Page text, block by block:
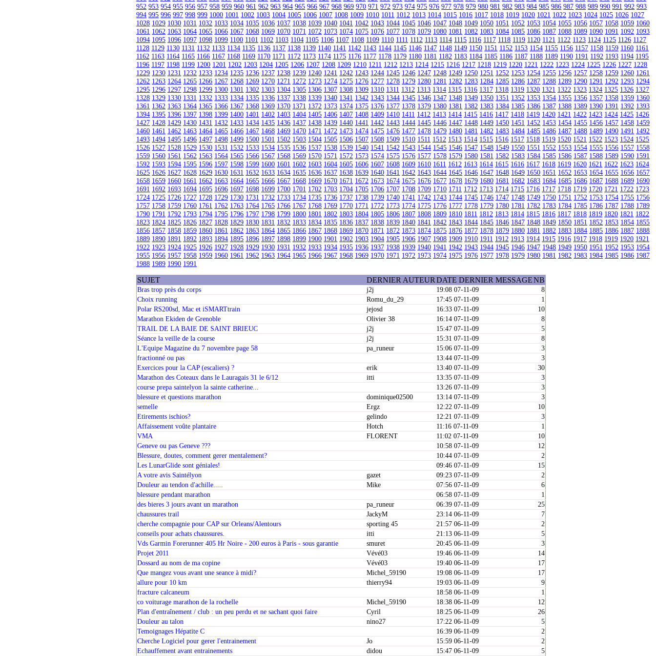
952 953 954 955 956 957 958 959 960 961 962 963 964 965 966 967 968 969 970 971 972 973 974 975 976 977 978 979 980 981 982 983 984 985 986 987 988 989 990 991 992 993
994 995 996 997 998 999 1000 1001 1002 1003 1004 1005 1006 1007 1008 1009 1010 1011 1012 1013 1014 1015 1016 1017 1018 1019 1020 1021 1022 1023 1024 1025 1026 1027
1028 1029 1030 1031 1032 1033 1034 1035 1036 1037 1038 1039 1040 1041 1042 1043 1044 1045 1046 1047 1048 1049 1050 1051 1052 1053 1054 1055 1056 1057 1058 1059 1060
1061 1062 1063 1064 1065 1066 1067 1068 1069 1070 1071 1072 1073 1074 1075 1076 1077 1078 1079 1080 1081 1082 1083 1084 1085 1086 1087 1088 1089 1090 1091 1092 1093
1094 1095 1096 1097 1098 1099 1100 1101 1102 1103 1104 1105 1106 1107 1108 1109 1110 1111 1112 1113 1114 1115 1116 1117 1118 1119 1120 1121 1122 1123 1124 1125 1126 1127
1128 1129 1130 1131 1132 1133 1134 1135 1136 1137 1138 1139 1140 1141 1142 1143 1144 1145 1146 1147 1148 1149 1150 1151 1152 1153 1154 1155 1156 1157 1158 1159 1160 1161
1162 1163 1164 1165 1166 1167 1168 1169 1170 1171 1172 1173 1174 1175 1176 1177 1178 1179 1180 1181 1182 1183 1184 1185 1186 1187 1188 1189 1190 1191 1192 1193 1194 1195
1196 1197 1198 1199 1200 1201 1202 1203 1204 1205 1206 1207 1208 1209 1210 1211 1212 1213 1214 1215 1216 1217 1218 1219 1220 1221 1222 1223 1224 1225 1226 1227 1228
1229 1230 1231 1232 1233 1234 1235 1236 1237 1238 1239 1240 1241 1242 1243 1244 1245 1246 1247 1248 1249 1250 1251 1252 1253 1254 1255 1256 1257 1258 1259 1260 1261
1262 1263 1264 1265 1266 1267 1268 1269 1270 1271 1272 1273 1274 1275 1276 1277 1278 1279 1280 1281 1282 1283 1284 1285 1286 1287 1288 1289 1290 1291 1292 1293 1294
1295 1296 1297 1298 1299 1300 1301 1302 1303 1304 1305 1306 1307 1308 1309 1310 1311 1312 1313 1314 1315 1316 1317 1318 1319 1320 1321 1322 1323 1324 1325 1326 1327
1328 1329 1330 1331 1332 1333 1334 1335 1336 1337 1338 1339 1340 1341 1342 1343 1344 1345 1346 1347 1348 1349 1350 1351 1352 1353 1354 1355 1356 1357 1358 1359 1360
1361 1362 1363 1364 1365 1366 1367 1368 1369 1370 1371 1372 1373 1374 1375 1376 1377 1378 1379 1380 1381 1382 1383 1384 1385 1386 1387 1388 1389 1390 1391 1392 1393
1394 1395 1396 1397 1398 1399 1400 1401 1402 1403 1404 1405 1406 1407 1408 1409 1410 1411 1412 1413 1414 1415 1416 1417 1418 1419 1420 1421 1422 1423 1424 1425 1426
1427 1428 1429 1430 1431 1432 1433 1434 1435 1436 1437 1438 1439 1440 1441 1442 1443 1444 1445 1446 1447 1448 1449 1450 1451 1452 1453 1454 1455 1456 1457 1458 1459
1460 1461 1462 1463 1464 1465 1466 1467 1468 1469 1470 1471 1472 1473 1474 1475 1476 1477 1478 1479 1480 1481 1482 1483 1484 1485 1486 1487 1488 1489 1490 1491 1492
1493 1494 1495 1496 1497 1498 1499 1500 1501 1502 1503 1504 1505 1506 1507 1508 1509 1510 1511 1512 1513 1514 1515 1516 1517 1518 1519 1520 1521 1522 1523 1524 1525
1526 1527 1528 1529 1530 1531 1532 1533 1534 1535 1536 1537 1538 1539 1540 1541 1542 1543 1544 1545 1546 1547 1548 1549 1550 1551 1552 1553 1554 1555 1556 1557 1558
1559 1560 1561 1562 1563 1564 1565 1566 1567 1568 1569 1570 1571 1572 1573 1574 1575 1576 1577 1578 1579 1580 1581 1582 1583 1584 1585 1586 1587 1588 1589 1590 1591
1592 1593 1594 1595 1596 1597 1598 1599 1600 1601 1602 1603 1604 1605 1606 1607 1608 1609 1610 1611 1612 1613 1614 1615 1616 1617 1618 1619 1620 1621 1622 1623 1624
1625 1626 1627 1628 1629 1630 1631 1632 1633 1634 1635 1636 1637 1638 1639 1640 1641 1642 1643 1644 1645 1646 1647 1648 1649 1650 1651 1652 1653 1654 1655 1656 1657
1658 1659 1660 1661 1662 1663 1664 1665 1666 1667 1668 1669 1670 1671 1672 1673 1674 1675 1676 1677 1678 1679 1680 1681 1682 1683 1684 1685 1686 1687 1688 1689 1690
1691 1692 1693 1694 1695 1696 1697 1698 1699 1700 1701 1702 1703 1704 1705 1706 1707 1708 1709 1710 1711 1712 1713 1714 1715 1716 1717 1718 1719 1720 1721 1722 1723
1724 1725 1726 1727 1728 1729 1730 1731 1732 1733 1734 1735 1736 1737 1738 1739 1740 1741 1742 1743 1744 1745 1746 1747 1748 1749 1750 1751 1752 1753 1754 1755 1756
1757 1758 1759 1760 1761 1762 1763 1764 1765 1766 1767 1768 1769 1770 1771 1772 1773 1774 1775 1776 1777 1778 1779 1780 1781 1782 1783 1784 1785 1786 1787 1788 1789
1790 1791 1792 1793 1794 1795 1796 1797 1798 1799 1800 1801 1802 1803 1804 1805 1806 1807 1808 1809 1810 1811 1812 1813 1814 1815 1816 1817 1818 1819 1820 1821 1822
1823 1824 1825 1826 1827 1828 1829 1830 1831 1832 1833 1834 1835 1836 1837 1838 1839 1840 1841 1842 1843 1844 1845 1846 1847 1848 1849 1850 1851 1852 1853 1854 1855
1856 1857 1858 1859 1860 1861 1862 1863 1864 1865 1866 1867 1868 1869 1870 1871 1872 1873 1874 1875 1876 1877 1878 1879 1880 1881 1882 1883 1884 1885 1886 1887 1888
1889 1890 1891 1892 1893 1894 1895 1896 1897 1898 1899 1900 1901 1902 1903 1904 1905 1906 1907 1908 1909 1910 1911 1912 1913 1914 1915 1916 1917 1918 1919 1920 1921
1922 1923 1924 1925 1926 1927 1928 1929 1930 1931 1932 1933 1934 1935 1936 1937 1938 1939 1940 1941 1942 1943 1944 1945 1946 1947 1948 1949 1950 1951 1952 1953 1954
1955 1956 1957 1958 1959 1960 1961 1962 1963 1964 1965 1966 1967 1968 1969 1970 1971 1972 1973 1974 1975 1976 1977 1978 1979 1980 1981 1982 1983 1984 1985 1986 1987
1988 1989 1990 1991
SUJET DERNIER AUTEUR DATE DERNIER MESSAGENB
Bras trop près du corps j2j 19:08 07-11-09
8
Choix running
Romu_du_29 17:45 07-11-09
1
Polar RS200sd, Mac et iSMARTtrain
jejosd 16:33 07-11-09
10
Marathon Ekiden de Grenoble
Olivier 38 16:14 07-11-09
8
TRAIL DE LA BAIE DE SAINT BRIEUC
j2j 15:47 07-11-09
5
Séance la veille de la course
j2j 15:31 07-11-09
8
L'Equipe Magazine du 7 novembre page 58
pa_runeur 15:06 07-11-09
3
fractionné ou pas
13:44 07-11-09
3
Exercices pour la CAP (escaliers) ?
erik 13:40 07-11-09
30
Marathon des Coteaux dans le Lauragais 31 le 6/12
itti 13:35 07-11-09
3
course prepa saintelyon la sainte catherine...
13:26 07-11-09
3
blessure et questions marathon
dominique02500 13:14 07-11-09
3
semelle
Ergz 12:22 07-11-09
10
Etirements ischios?
gelindo 12:21 07-11-09
3
Affaissement voûte plantaire
Hotch 11:16 07-11-09
1
VMA
FLORENT 11:02 07-11-09
10
Geneve ou pas Geneve ???
10:58 07-11-09
12
Blessure, doutes, comment gerer mentalement?
10:44 07-11-09
2
Les LunarGlide sont géniales!
09:46 07-11-09
15
A votre avis Saintélyon
gazet 09:23 07-11-09
2
Douleur au tendon d'achille.....
Mike 07:56 07-11-09
6
blessure pendant marathon
06:58 07-11-09
1
des bieres 3 jours avant un marathon
pa_runeur 06:39 07-11-09
25
chaussures trail
JackyM 23:14 06-11-09
7
cherche compagnie pour CAP sur Orleans/Alentours
sporting 45 21:57 06-11-09
2
conseils pour achats chaussures.
itti 21:13 06-11-09
5
Vds Garmin Forerunner 405 Hr Noire - 200 euros à Paris - sous garantie
smuret 20:45 06-11-09
3
Projet 2011
Vévé03 19:46 06-11-09
14
Dossard au nom de ma copine
Vévé03 19:40 06-11-09
17
Que mangez vous avant une seance à midi?
Michel_59190 19:08 06-11-09
17
allure pour 10 km
thierry94 19:03 06-11-09
9
fracture calcaneum
18:58 06-11-09
1
co voiturage marathon de la rochelle
Michel_59190 18:38 06-11-09
12
Plan d'entraînement / club : un peu perdu et ne sachant quoi faire
Cyril 18:25 06-11-09
26
Douleur au talon
nino27 17:22 06-11-09
5
Temoignages Hépatite C
16:39 06-11-09
2
Cherche Logiciel pour gerer l'entrainement
Jo 15:59 06-11-09
2
Echauffement avant entrainements
didou 15:47 06-11-09 5